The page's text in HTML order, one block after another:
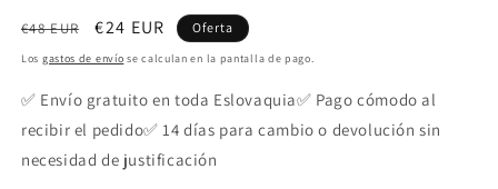
Precio
habitual
€48 EUR
Precio
de
€24 EUR Oferta
Los gastos de envío se calculan en la pantalla de pago.
✅ Envío gratuito en toda Eslovaquia✅ Pago cómodo al
recibir el pedido✅ 14 días para cambio o devolución sin
necesidad de justificación